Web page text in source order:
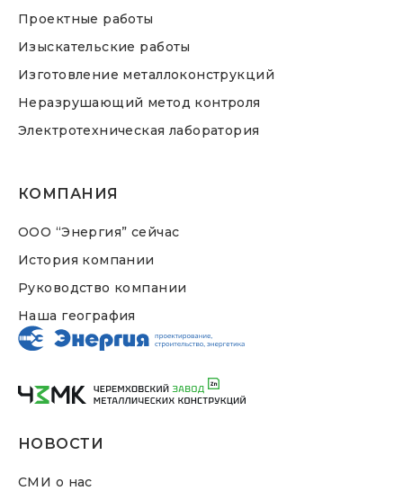
Проектные работы
Изыскательские работы
Изготовление металлоконструкций
Неразрушающий метод контроля
Электротехническая лаборатория
КОМПАНИЯ
ООО “Энергия” сейчас
История компании
Руководство компании
Наша география
НОВОСТИ
СМИ о нас